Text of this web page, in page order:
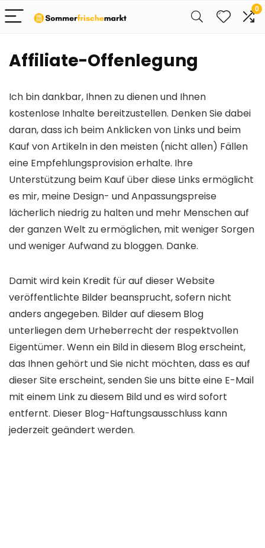
0
Affiliate-Offenlegung
Ich bin dankbar, Ihnen zu dienen und Ihnen
kostenlose Inhalte bereitzustellen. Denken Sie dabei
daran, dass ich beim Anklicken von Links und beim
Kauf von Artikeln in den meisten (nicht allen) Fällen
eine Empfehlungsprovision erhalte. Ihre
Unterstützung beim Kauf über diese Links ermöglicht
es mir, meine Design- und Anpassungspreise
lächerlich niedrig zu halten und mehr Menschen auf
der ganzen Welt zu ermöglichen, mit weniger Sorgen
und weniger Aufwand zu bloggen. Danke.
Damit wird kein Kredit für auf dieser Website
veröffentlichte Bilder beansprucht, sofern nicht
anders angegeben. Bilder auf diesem Blog
unterliegen dem Urheberrecht der respektvollen
Eigentümer. Wenn ein Bild in diesem Blog erscheint,
das Ihnen gehört und Sie nicht möchten, dass es auf
dieser Site erscheint, senden Sie uns bitte eine E-Mail
mit einem Link zu diesem Bild und es wird sofort
entfernt. Dieser Blog-Haftungsausschluss kann
jederzeit geändert werden.